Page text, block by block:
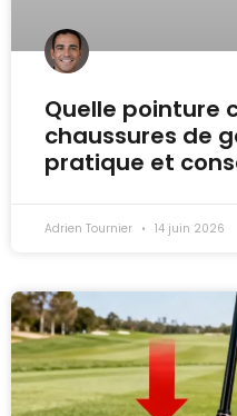
Quelle pointure
chaussures de
pratique et
Adrien Tournier 14 juin 2026